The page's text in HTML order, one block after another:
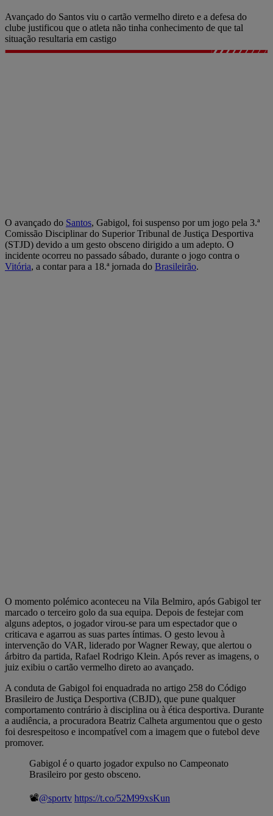
Avançado do Santos viu o cartão vermelho direto e a defesa do
clube justificou que o atleta não tinha conhecimento de que tal
situação resultaria em castigo
O avançado do Santos, Gabigol, foi suspenso por um jogo pela 3.ª
Comissão Disciplinar do Superior Tribunal de Justiça Desportiva
(STJD) devido a um gesto obsceno dirigido a um adepto. O
incidente ocorreu no passado sábado, durante o jogo contra o
Vitória, a contar para a 18.ª jornada do Brasileirão.
O momento polémico aconteceu na Vila Belmiro, após Gabigol ter
marcado o terceiro golo da sua equipa. Depois de festejar com
alguns adeptos, o jogador virou-se para um espectador que o
criticava e agarrou as suas partes íntimas. O gesto levou à
intervenção do VAR, liderado por Wagner Reway, que alertou o
árbitro da partida, Rafael Rodrigo Klein. Após rever as imagens, o
juiz exibiu o cartão vermelho direto ao avançado.
A conduta de Gabigol foi enquadrada no artigo 258 do Código
Brasileiro de Justiça Desportiva (CBJD), que pune qualquer
comportamento contrário à disciplina ou à ética desportiva. Durante
a audiência, a procuradora Beatriz Calheta argumentou que o gesto
foi desrespeitoso e incompatível com a imagem que o futebol deve
promover.
Gabigol é o quarto jogador expulso no Campeonato
Brasileiro por gesto obsceno.
📽️@sportv https://t.co/52M99xsKun